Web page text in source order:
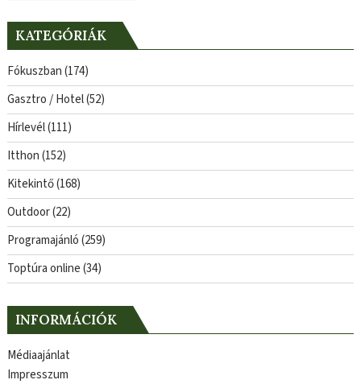
KATEGÓRIÁK
Fókuszban(174)
Gasztro / Hotel(52)
Hírlevél(111)
Itthon(152)
Kitekintő(168)
Outdoor(22)
Programajánló(259)
Toptúra online(34)
INFORMÁCIÓK
Médiaajánlat
Impresszum